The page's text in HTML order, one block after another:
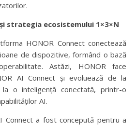
strategia ecosistemului 1×3×N
HONOR Connect conectează
de dispozitive, formând o bază
Astăzi, HONOR face
AI Connect și evoluează de la
la o inteligență conectată, printr-o
AI.
Connect a fost concepută pentru a